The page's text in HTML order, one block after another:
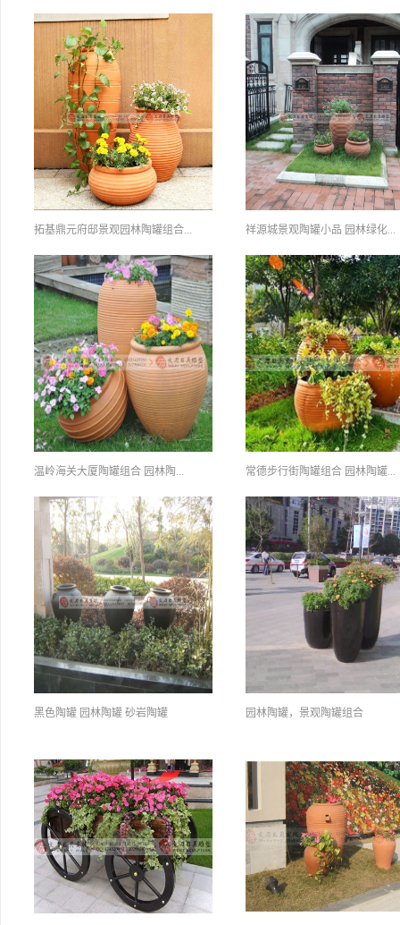
华邦蜀山别...
拓基鼎元府邸景观园林陶罐组合... 祥源城景观陶罐小品 园林绿化...
温岭海关大厦陶罐组合 园林陶... 常德步行街陶罐组合 园林陶罐...
黑色陶罐 园林陶罐 砂岩陶罐 园林陶罐，景观陶罐组合